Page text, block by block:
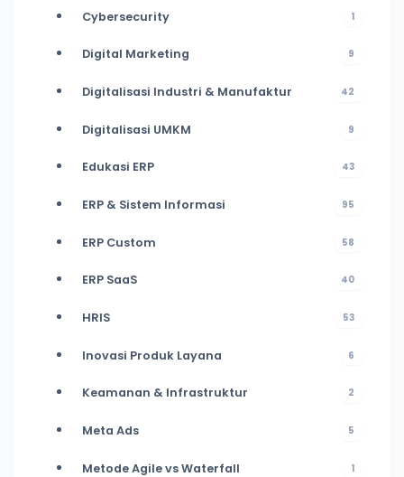
Cybersecurity 1
Digital Marketing 9
Digitalisasi Industri & Manufaktur 42
Digitalisasi UMKM 9
Edukasi ERP 43
ERP & Sistem Informasi 95
ERP Custom 58
ERP SaaS 40
HRIS 53
Inovasi Produk Layana 6
Keamanan & Infrastruktur 2
Meta Ads 5
Metode Agile vs Waterfall 1